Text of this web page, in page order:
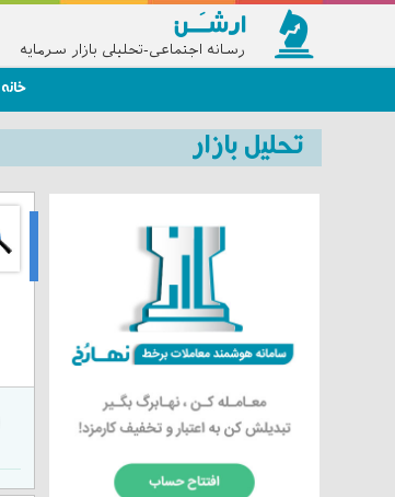
رسانه اجتماعی-تحلیلی بازار سرمایه
خانه
تحلیل‌ بازار